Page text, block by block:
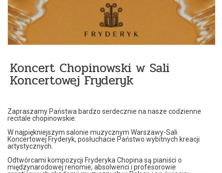
Koncert Chopinowski w Sali
Koncertowej Fryderyk
Zapraszamy Państwa bardzo serdecznie na nasze codzienne
recitale chopinowskie.
W najpiękniejszym salonie muzycznym Warszawy-Sali
Koncertowej Fryderyk, posłuchacie Państwo wybitnych kreacji
artystycznych.
Odtwórcami kompozycji Fryderyka Chopina są pianiści o
międzynarodowej renomie, absolwenci i profesorowie